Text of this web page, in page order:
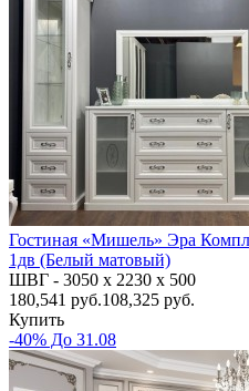
Гостиная «Мишель» Эра
1дв (Белый матовый)
ШВГ - 3050 х 2230 х 500
180,541 руб.108,325 руб.
Купить
-40% До 31.08